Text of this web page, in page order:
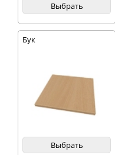
Выбрать
Бук
Выбрать